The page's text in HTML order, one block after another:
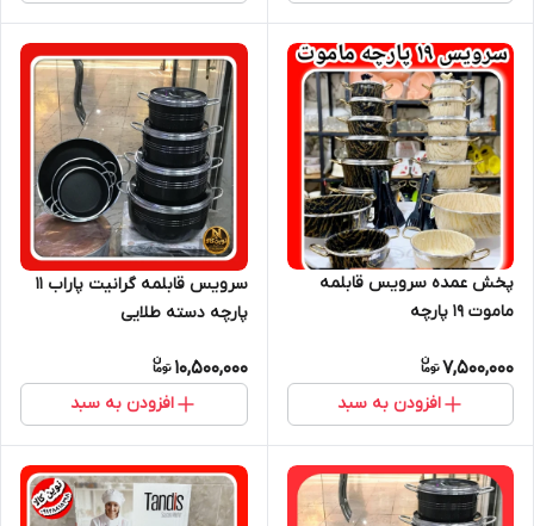
پخش عمده سرویس قابلمه
ماموت ۱۹ پارچه
7,500,000
افزودن به سبد
سرویس قابلمه گرانیت پاراب ۱۱
پارچه دسته طلایی
10,500,000
افزودن به سبد